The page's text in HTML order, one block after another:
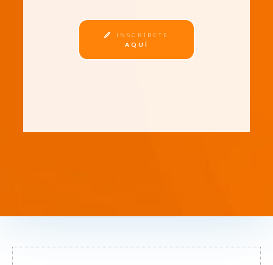
INSCRÍBETE
AQUÍ